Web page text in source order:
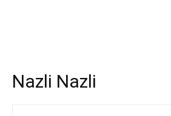
Nazli Nazli